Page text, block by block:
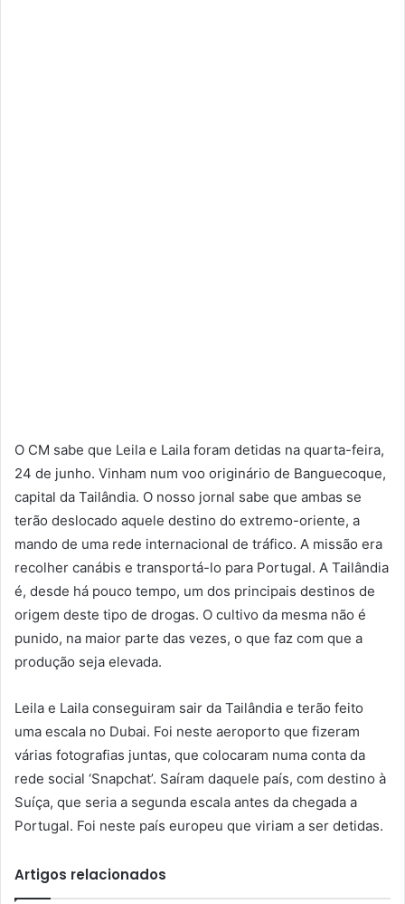
O CM sabe que Leila e Laila foram detidas na quarta-feira,
24 de junho. Vinham num voo originário de Banguecoque,
capital da Tailândia. O nosso jornal sabe que ambas se
terão deslocado aquele destino do extremo-oriente, a
mando de uma rede internacional de tráfico. A missão era
recolher canábis e transportá-lo para Portugal. A Tailândia
é, desde há pouco tempo, um dos principais destinos de
origem deste tipo de drogas. O cultivo da mesma não é
punido, na maior parte das vezes, o que faz com que a
produção seja elevada.
Leila e Laila conseguiram sair da Tailândia e terão feito
uma escala no Dubai. Foi neste aeroporto que fizeram
várias fotografias juntas, que colocaram numa conta da
rede social ‘Snapchat’. Saíram daquele país, com destino à
Suíça, que seria a segunda escala antes da chegada a
Portugal. Foi neste país europeu que viriam a ser detidas.
Artigos relacionados